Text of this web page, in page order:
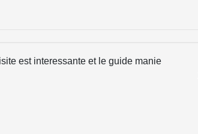
est interessante et le guide manie